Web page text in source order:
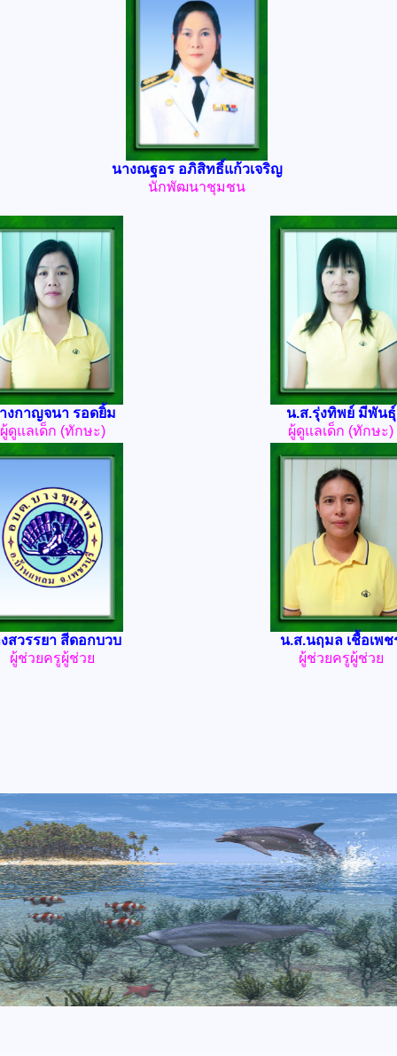
นางณฐอร อภิสิทธิ์แก้วเจริญ
นักพัฒนาชุมชน
งกาญจนา รอดยิ้ม
ผู้ดูแลเด็ก (ทักษะ)
น.ส.รุ่งทิพย์ มีพันธุ์
ผู้ดูแลเด็ก (ทักษะ)
สวรรยา สีดอกบวบ
ผู้ช่วยครูผู้ช่วย
น.ส.นฤมล เชื้อเพช
ผู้ช่วยครูผู้ช่วย